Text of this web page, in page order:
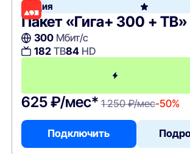
Акция
Пакет «Гига+ 300 + ТВ»
300Мбит/с
182ТВ84HD
625 ₽/мес* 1 250 ₽/мес-50%
Подключить